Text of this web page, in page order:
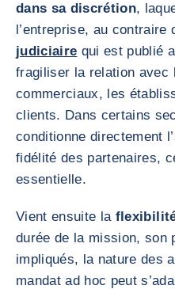
dans sa discrétion,
l’entreprise, au contraire
judiciaire qui est publié
fragiliser la relation avec
commerciaux, les
clients. Dans certains
conditionne directement
fidélité des partenaires,
essentielle.
Vient ensuite la
durée de la mission, son
impliqués, la nature des
mandat ad hoc peut